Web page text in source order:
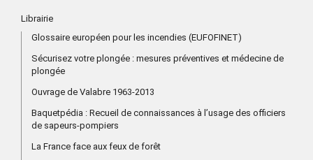
Librairie
Glossaire européen pour les incendies (EUFOFINET)
Sécurisez votre plongée : mesures préventives et médecine de
plongée
Ouvrage de Valabre 1963-2013
Baquetpédia : Recueil de connaissances à l’usage des officiers
de sapeurs-pompiers
La France face aux feux de forêt